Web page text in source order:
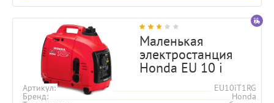
Маленькая
электростанция
Honda EU 10 i
Артикул EU10iT1RG
Бренд Honda